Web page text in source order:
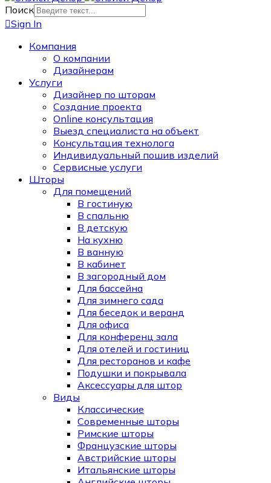
Поиск
Sign In
Компания
О компании
Дизайнерам
Услуги
Дизайнер по шторам
Создание проекта
Online консультация
Выезд специалиста на объект
Консультация технолога
Индивидуальный пошив изделий
Сервисные услуги
Шторы
Для помещений
В гостиную
В спальню
В детскую
На кухню
В ванную
В кабинет
В загородный дом
Для бассейна
Для зимнего сада
Для беседок и веранд
Для офиса
Для конференц зала
Для отелей и гостиниц
Для ресторанов и кафе
Подушки и покрывала
Аксессуары для штор
Виды
Классические
Современные шторы
Римские шторы
Французские шторы
Австрийские шторы
Итальянские шторы